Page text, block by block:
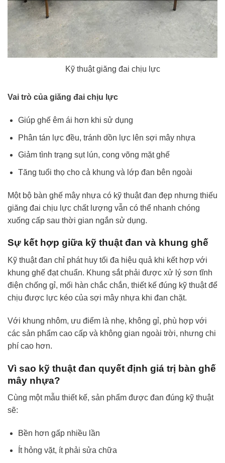
Kỹ thuật giăng đai chịu lực
Vai trò của giăng đai chịu lực
Giúp ghế êm ái hơn khi sử dụng
Phân tán lực đều, tránh dồn lực lên sợi mây nhựa
Giảm tình trạng sụt lún, cong võng mặt ghế
Tăng tuổi thọ cho cả khung và lớp đan bên ngoài
Một bộ bàn ghế mây nhựa có kỹ thuật đan đẹp nhưng thiếu
giăng đai chịu lực chất lượng vẫn có thể nhanh chóng
xuống cấp sau thời gian ngắn sử dụng.
Sự kết hợp giữa kỹ thuật đan và khung ghế
Kỹ thuật đan chỉ phát huy tối đa hiệu quả khi kết hợp với
khung ghế đạt chuẩn. Khung sắt phải được xử lý sơn tĩnh
điện chống gỉ, mối hàn chắc chắn, thiết kế đúng kỹ thuật để
chịu được lực kéo của sợi mây nhựa khi đan chặt.
Với khung nhôm, ưu điểm là nhẹ, không gỉ, phù hợp với
các sản phẩm cao cấp và không gian ngoài trời, nhưng chi
phí cao hơn.
Vì sao kỹ thuật đan quyết định giá trị bàn ghế
mây nhựa?
Cùng một mẫu thiết kế, sản phẩm được đan đúng kỹ thuật
sẽ:
Bền hơn gấp nhiều lần
Ít hỏng vặt, ít phải sửa chữa